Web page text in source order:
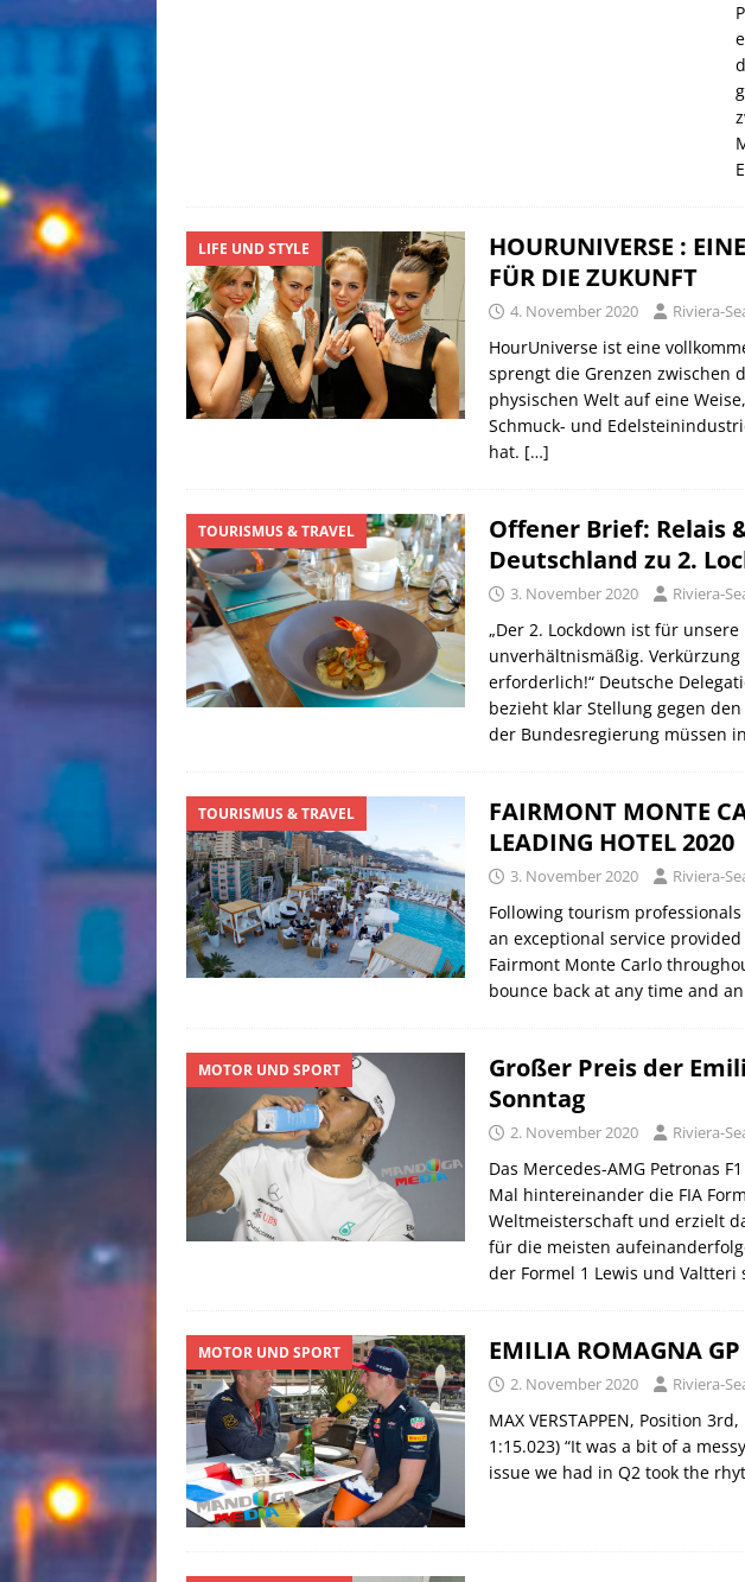
LIFE UND STYLE
HOURUNIVERSE :
FÜR DIE ZUKUNFT
4. November 2020 Riviera-
HourUniverse ist eine
sprengt die Grenzen zwischen
physischen Welt auf eine
Schmuck- und
hat. […]
TOURISMUS & TRAVEL
Offener Brief: Relais
Deutschland zu 2.
3. November 2020 Riviera-
„Der 2. Lockdown ist für
unverhältnismäßig.
erforderlich!“ Deutsche
bezieht klar Stellung gegen
der Bundesregierung müssen
TOURISMUS & TRAVEL
FAIRMONT MONTE
LEADING HOTEL 2020
3. November 2020 Riviera-
Following tourism
an exceptional service
Fairmont Monte Carlo
bounce back at any time and
MOTOR UND SPORT
Großer Preis der
Sonntag
2. November 2020 Riviera-
Das Mercedes-AMG Petronas
Mal hintereinander die FIA
Weltmeisterschaft und erzielt
für die meisten
der Formel 1 Lewis und Valtteri
MOTOR UND SPORT EMILIA ROMAGNA
2. November 2020 Riviera-
MAX VERSTAPPEN, Position
1:15.023) “It was a bit of a
issue we had in Q2 took the